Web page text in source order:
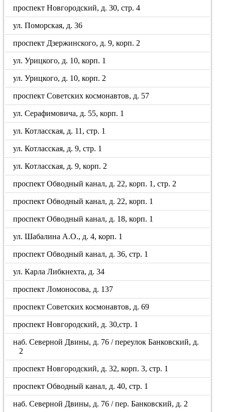
проспект Новгородский, д. 30, стр. 4
ул. Поморская, д. 36
проспект Дзержинского, д. 9, корп. 2
ул. Урицкого, д. 10, корп. 1
ул. Урицкого, д. 10, корп. 2
проспект Советских космонавтов, д. 57
ул. Серафимовича, д. 55, корп. 1
ул. Котласская, д. 11, стр. 1
ул. Котласская, д. 9, стр. 1
ул. Котласская, д. 9, корп. 2
проспект Обводный канал, д. 22, корп. 1, стр. 2
проспект Обводный канал, д. 22, корп. 1
проспект Обводный канал, д. 18, корп. 1
ул. Шабалина А.О., д. 4, корп. 1
проспект Обводный канал, д. 36, стр. 1
ул. Карла Либкнехта, д. 34
проспект Ломоносова, д. 137
проспект Советских космонавтов, д. 69
проспект Новгородский, д. 30,стр. 1
наб. Северной Двины, д. 76 / переулок Банковский, д.
2
проспект Новгородский, д. 32, корп. 3, стр. 1
проспект Обводный канал, д. 40, стр. 1
наб. Северной Двины, д. 76 / пер. Банковский, д. 2